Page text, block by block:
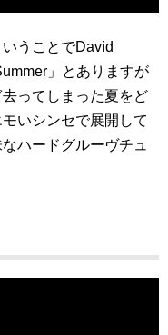
うことでDavid
」とありますが
ってしまった夏をど
いシンセで展開して
ハードグルーヴチュ